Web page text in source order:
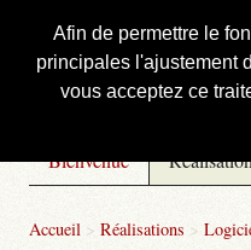
Afin de permettre le
principales l'ajustement
vous acceptez ce
Courbis, «
Bienvenue
Accueil > Réalisations >